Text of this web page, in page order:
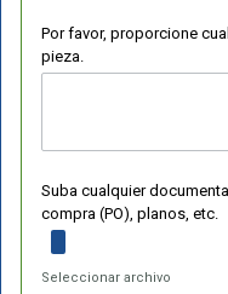
Por favor, proporcione
pieza.
Suba cualquier
compra (PO), planos, etc.
Seleccionar archivo